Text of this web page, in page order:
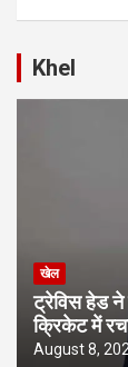
Khel
खेल
ट्रेविस हेड ने
क्रिकेट में
August 8,